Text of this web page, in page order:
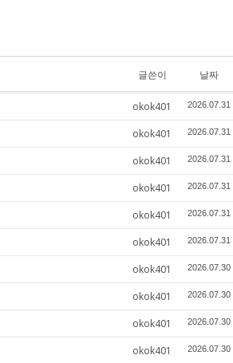
글쓴이 날짜
okok401 2026.07.31
okok401 2026.07.31
okok401 2026.07.31
okok401 2026.07.31
okok401 2026.07.31
okok401 2026.07.31
okok401 2026.07.30
okok401 2026.07.30
okok401 2026.07.30
okok401 2026.07.30